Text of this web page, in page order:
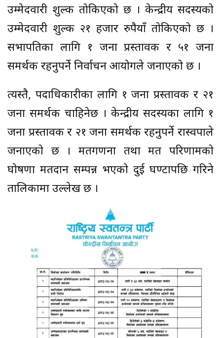
उम्मेदवारी शुल्क तोकिएको छ । केन्द्रीय सदस्यको
उम्मेदवारी शुल्क २१ हजार रुपैयाँ तोकिएको छ ।
सभापतिका लागि १ जना प्रस्तावक र ५१ जना
समर्थक रहनुपर्ने निर्वाचन आयोगले जनाएको छ ।
त्यस्तै, पदाधिकारीका लागि १ जना प्रस्तावक र २१
जना समर्थक चाहिनेछ । केन्द्रीय सदस्यका लागि १
जना प्रस्तावक र २१ जना समर्थक रहनुपर्ने रास्वपाले
जनाएको छ । मतगणना तथा मत परिणामको
घोषणा मतदान सम्पन्न भएको दुई घण्टापछि गरिने
तालिकामा उल्लेख छ ।